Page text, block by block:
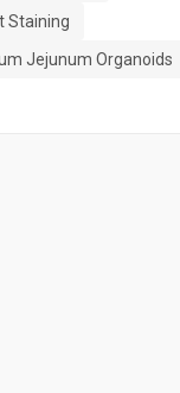
Staining
Jejunum Organoids